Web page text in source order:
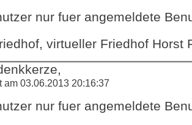
nur fuer angemeldete
virtueller Friedhof Horst
am 03.06.2013 20:16:37
nur fuer angemeldete